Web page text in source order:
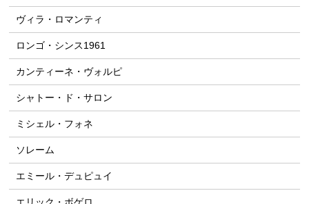
ヴィラ・ロマンティ
ロンゴ・シンス1961
カンティーネ・ヴォルピ
シャトー・ド・サロン
ミシェル・フォネ
ソレーム
エミール・デュピュイ